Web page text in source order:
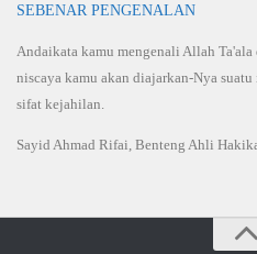
SEBENAR PENGENALAN
Andaikata kamu mengenali Allah Ta'ala
niscaya kamu akan diajarkan-Nya
sifat kejahilan.
Sayid Ahmad Rifai, Benteng Ahli